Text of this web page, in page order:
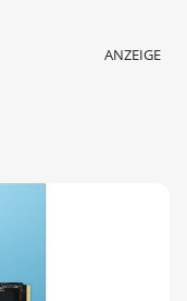
ANZEIGE